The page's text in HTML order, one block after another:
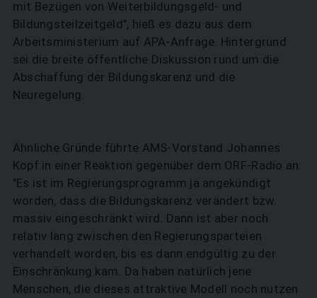
mit Bezügen von Weiterbildungsgeld- und
Bildungsteilzeitgeld", hieß es dazu aus dem
Arbeitsministerium auf APA-Anfrage. Hintergrund
sei die breite öffentliche Diskussion rund um die
Abschaffung der Bildungskarenz und die
Neuregelung.
Ähnliche Gründe führte AMS-Vorstand Johannes
Kopf in einer Reaktion gegenüber dem ORF-Radio an:
"Es ist im Regierungsprogramm ja angekündigt
worden, dass die Bildungskarenz verändert bzw.
massiv eingeschränkt wird. Dann ist aber noch
relativ lang zwischen den Regierungsparteien
verhandelt worden, bis es dann endgültig zu der
Einschränkung kam. Da haben natürlich jene
Menschen, die dieses attraktive Modell noch nutzen